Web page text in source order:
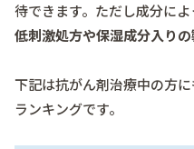
待できます。ただし成分によ
低刺激処方や保湿成分入り
下記は抗がん剤治療中の方
ランキングです。